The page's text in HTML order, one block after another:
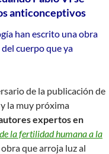
anticonceptivos
han escrito una obra
cuerpo que ya
de la publicación de
y la muy próxima
expertos en
la fertilidad humana a la
obra que arroja luz al